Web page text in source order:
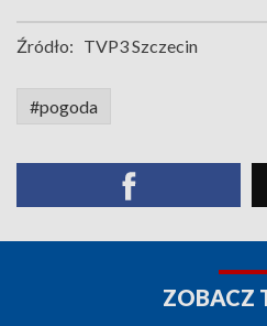
Źródło: TVP3 Szczecin
#pogoda
ZOBACZ